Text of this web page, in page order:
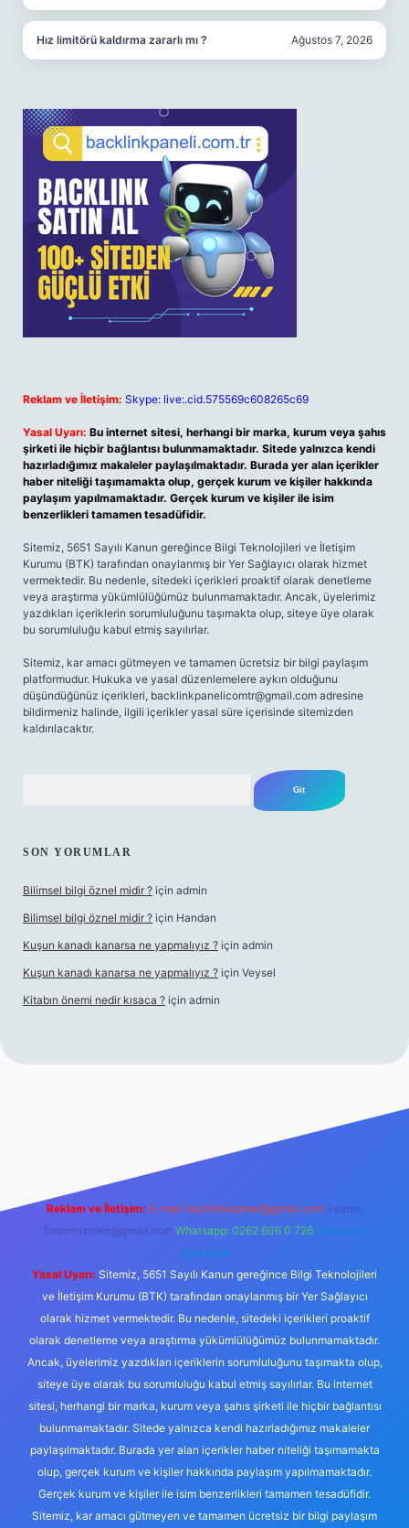
Hız limitörü kaldırma zararlı mı ? Ağustos 7, 2026
Reklam ve İletişim: Skype: live:.cid.575569c608265c69
Yasal Uyarı: Bu internet sitesi, herhangi bir marka, kurum veya şahıs
şirketi ile hiçbir bağlantısı bulunmamaktadır. Sitede yalnızca kendi
hazırladığımız makaleler paylaşılmaktadır. Burada yer alan içerikler
haber niteliği taşımamakta olup, gerçek kurum ve kişiler hakkında
paylaşım yapılmamaktadır. Gerçek kurum ve kişiler ile isim
benzerlikleri tamamen tesadüfidir.
Sitemiz, 5651 Sayılı Kanun gereğince Bilgi Teknolojileri ve İletişim
Kurumu (BTK) tarafından onaylanmış bir Yer Sağlayıcı olarak hizmet
vermektedir. Bu nedenle, sitedeki içerikleri proaktif olarak denetleme
veya araştırma yükümlülüğümüz bulunmamaktadır. Ancak, üyelerimiz
yazdıkları içeriklerin sorumluluğunu taşımakta olup, siteye üye olarak
bu sorumluluğu kabul etmiş sayılırlar.
Sitemiz, kar amacı gütmeyen ve tamamen ücretsiz bir bilgi paylaşım
platformudur. Hukuka ve yasal düzenlemelere aykırı olduğunu
düşündüğünüz içerikleri, backlinkpanelicomtr@gmail.com adresine
bildirmeniz halinde, ilgili içerikler yasal süre içerisinde sitemizden
kaldırılacaktır.
SON YORUMLAR
Bilimsel bilgi öznel midir ? için admin
Bilimsel bilgi öznel midir ? için Handan
Kuşun kanadı kanarsa ne yapmalıyız ? için admin
Kuşun kanadı kanarsa ne yapmalıyız ? için Veysel
Kitabın önemi nedir kısaca ? için admin
Reklam ve İletişim: E-mail: backlinkpaneli@gmail.com Teams:
forumhizmeti@gmail.com Whatsapp: 0262 606 0 726 Telegram:
@karabul
Yasal Uyarı: Sitemiz, 5651 Sayılı Kanun gereğince Bilgi Teknolojileri
ve İletişim Kurumu (BTK) tarafından onaylanmış bir Yer Sağlayıcı
olarak hizmet vermektedir. Bu nedenle, sitedeki içerikleri proaktif
olarak denetleme veya araştırma yükümlülüğümüz bulunmamaktadır.
Ancak, üyelerimiz yazdıkları içeriklerin sorumluluğunu taşımakta olup,
siteye üye olarak bu sorumluluğu kabul etmiş sayılırlar. Bu internet
sitesi, herhangi bir marka, kurum veya şahıs şirketi ile hiçbir bağlantısı
bulunmamaktadır. Sitede yalnızca kendi hazırladığımız makaleler
paylaşılmaktadır. Burada yer alan içerikler haber niteliği taşımamakta
olup, gerçek kurum ve kişiler hakkında paylaşım yapılmamaktadır.
Gerçek kurum ve kişiler ile isim benzerlikleri tamamen tesadüfidir.
Sitemiz, kar amacı gütmeyen ve tamamen ücretsiz bir bilgi paylaşım